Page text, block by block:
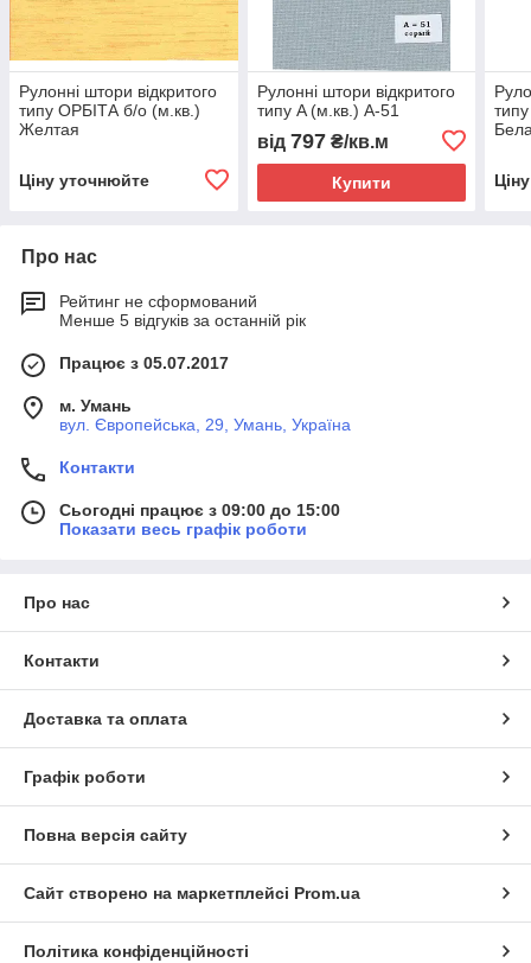
Рулонні штори відкритого
типу ОРБІТА б/о (м.кв.)
Желтая
Ціну уточнюйте
Рулонні штори відкритого
типу A (м.кв.) А-51
від 797₴/кв.м
Купити
Про нас
Рейтинг не сформований
Менше 5 відгуків за останній рік
Працює з 05.07.2017
м. Умань
вул. Європейська, 29, Умань, Україна
Контакти
Сьогодні працює з 09:00 до 15:00
Показати весь графік роботи
Про нас
Контакти
Доставка та оплата
Графік роботи
Повна версія сайту
Сайт створено на маркетплейсі Prom.ua
Політика конфіденційності